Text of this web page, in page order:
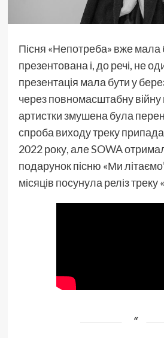
Пісня «Непотреба» вже мала
презентована і, до речі, не
презентація мала бути у
через повномасштабну
артистки змушена була
спроба виходу треку
2022 року, алеSOWA
подарунок пісню «Ми
місяців посунула реліз треку